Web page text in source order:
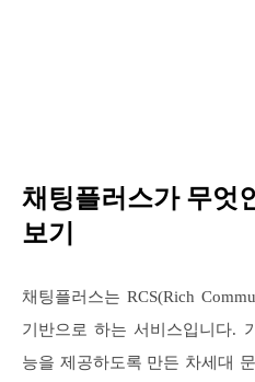
채팅플러스가 무엇
보기
채팅플러스는 RCS(Rich
기반으로 하는 서비스입니다.
능을 제공하도록 만든 차세대